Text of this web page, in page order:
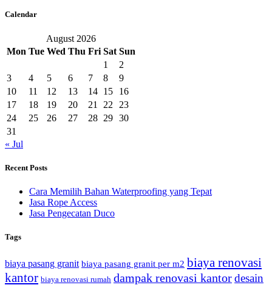
Calendar
August 2026
Mon Tue Wed Thu Fri Sat Sun
1
2
3
4 5 6 7 8
9
10
11 12 13 14 15
16
17
18 19 20 21 22
23
24
25 26 27 28 29 30
31
« Jul
Recent Posts
Cara Memilih Bahan Waterproofing yang Tepat
Jasa Rope Access
Jasa Pengecatan Duco
Tags
biaya pasang granit biaya pasang granit per m2 biaya renovasi
kantor biaya renovasi rumah dampak renovasi kantordesain